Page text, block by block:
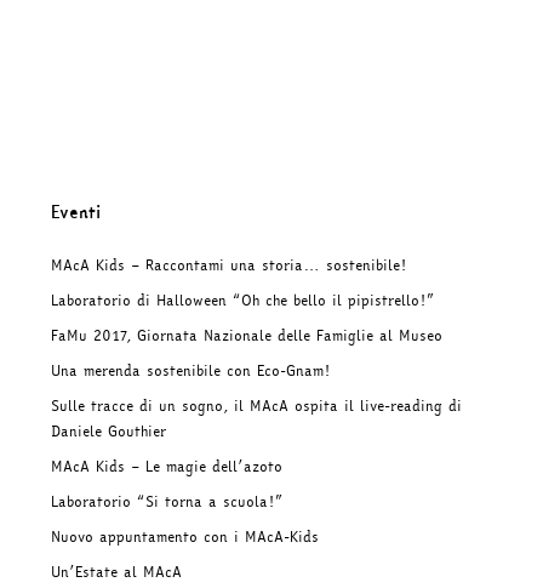
Eventi
MAcA Kids – Raccontami una storia… sostenibile!
Laboratorio di Halloween “Oh che bello il pipistrello!”
FaMu 2017, Giornata Nazionale delle Famiglie al Museo
Una merenda sostenibile con Eco-Gnam!
Sulle tracce di un sogno, il MAcA ospita il live-reading di
Daniele Gouthier
MAcA Kids – Le magie dell’azoto
Laboratorio “Si torna a scuola!”
Nuovo appuntamento con i MAcA-Kids
Un’Estate al MAcA